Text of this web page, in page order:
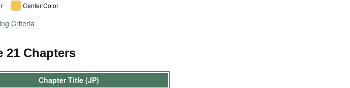
Center Color
Criteria
21 Chapters
Chapter Title (JP)